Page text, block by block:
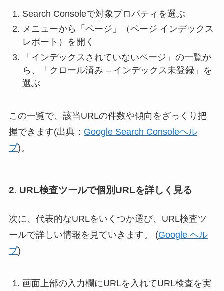
Search Consoleで対象プロパティを選ぶ
メニューから「ページ」（ページ インデックス
レポート）を開く
「インデックスされていないページ」の一覧か
ら、「クロール済み – インデックス未登録」を
選ぶ
この一覧で、該当URLの件数や傾向をざっくり把
握できます(出典： Google Search Consoleヘル
プ)。
2. URL検査ツールで個別URLを詳しく見る
次に、代表的なURLをいくつか選び、URL検査ツ
ールで詳しい情報を見ていきます。 (Google ヘル
プ)
画面上部の入力欄にURLを入れてURL検査を実